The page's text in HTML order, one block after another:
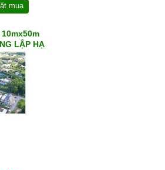
mua
LẬP HẠ